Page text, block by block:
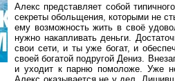
Алекс представляет собой
секреты обольщения, которыми не
ему возможность жить в своё
нужно накапливать деньги.
свои сети, и ты уже богат, и
своей богатой подругой Дениз.
и уходит к парню помоложе. Уже